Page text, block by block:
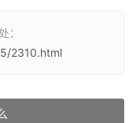
：
2310.html